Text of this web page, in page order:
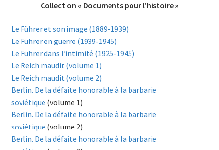
Collection « Documents pour l’histoire »
Le Führer et son image (1889-1939)
Le Führer en guerre (1939-1945)
Le Führer dans l’intimité (1925-1945)
Le Reich maudit (volume 1)
Le Reich maudit (volume 2)
Berlin. De la défaite honorable à la barbarie
soviétique (volume 1)
Berlin. De la défaite honorable à la barbarie
soviétique (volume 2)
Berlin. De la défaite honorable à la barbarie